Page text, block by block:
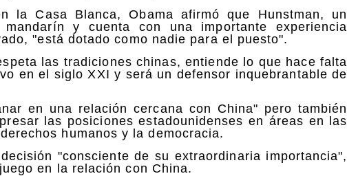
la Casa Blanca, Obama afirmó que Hunstman, un
y cuenta con una importante experiencia
"está dotado como nadie para el puesto".
las tradiciones chinas, entiende lo que hace falta
en el siglo XXI y será un defensor inquebrantable de
en una relación cercana con China" pero también
las posiciones estadounidenses en áreas en las
humanos y la democracia.
"consciente de su extraordinaria importancia",
en la relación con China.